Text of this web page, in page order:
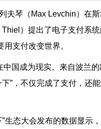
夫琴（Max Levchin）在
）提出了电子支付系
支付改变世界。
中国成为现实。来自波兰
下”，不仅完成了支付，还
生态大会发布的数据显示